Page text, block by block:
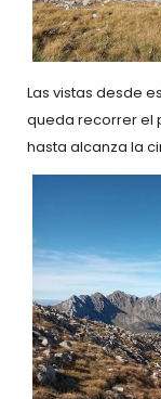
Las vistas desde
queda recorrer el
hasta alcanza la